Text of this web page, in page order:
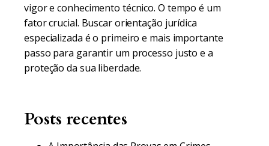
vigor e conhecimento técnico. O tempo é um
fator crucial. Buscar orientação jurídica
especializada é o primeiro e mais importante
passo para garantir um processo justo e a
proteção da sua liberdade.
Posts recentes